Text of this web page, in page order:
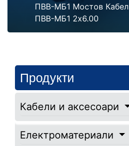
ПВВ-МБ1 Мостов Кабел
ПВВ-МБ1 2х6.00
Продукти
Кабели и аксесоари
Електроматериали